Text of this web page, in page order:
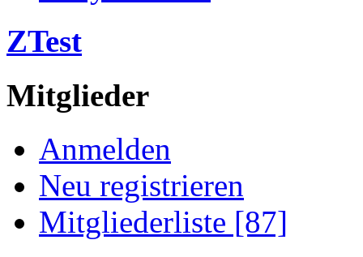
ZTest
Mitglieder
Anmelden
Neu registrieren
Mitgliederliste [87]